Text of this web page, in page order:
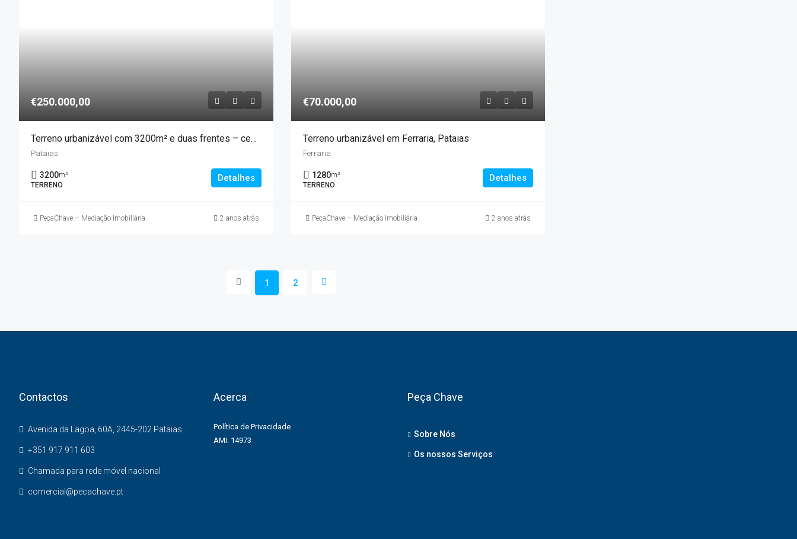
€250.000,00
Terreno urbanizável com 3200m² e duas frentes – centro de Pataias
Pataias
3200m²
TERRENO
Detalhes
PeçaChave – Mediação Imobiliária 2 anos atrás
€70.000,00
Terreno urbanizável em Ferraria, Pataias
Ferraria
1280m²
TERRENO
Detalhes
PeçaChave – Mediação Imobiliária 2 anos atrás
1 2
Contactos
Avenida da Lagoa, 60A, 2445-202 Pataias
+351 917 911 603
Chamada para rede móvel nacional
comercial@pecachave.pt
Acerca
Política de Privacidade
AMI: 14973
Peça Chave
Sobre Nós
Os nossos Serviços